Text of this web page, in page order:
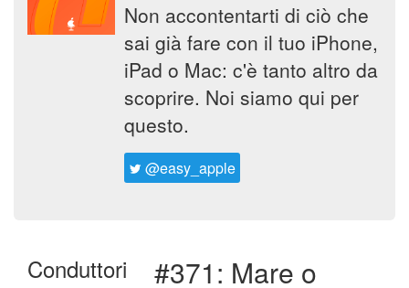
Non accontentarti di ciò che
sai già fare con il tuo iPhone,
iPad o Mac: c'è tanto altro da
scoprire. Noi siamo qui per
questo.
@easy_apple
Conduttori #371: Mare o